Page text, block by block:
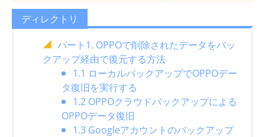
ディレクトリ
パート1. OPPOで削除されたデータをバッ
クアップ経由で復元する方法
1.1 ローカルバックアップでOPPOデー
タ復旧を実行する
1.2 OPPOクラウドバックアップによる
OPPOデータ復旧
1.3 Googleアカウントのバックアップ